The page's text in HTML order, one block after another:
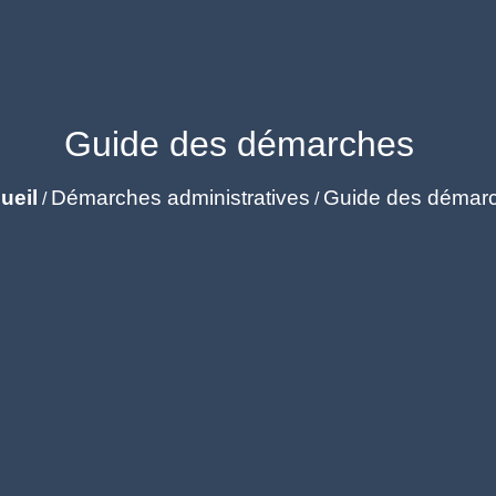
Guide des démarches
/ Démarches administratives / Guide des